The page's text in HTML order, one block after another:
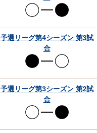
予選リーグ第4シーズン 第3試
合
予選リーグ第3シーズン 第2試
合